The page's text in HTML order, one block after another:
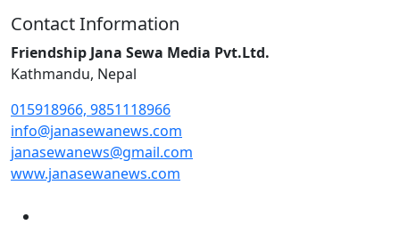
Contact Information
Friendship Jana Sewa Media Pvt.Ltd.
Kathmandu, Nepal
015918966, 9851118966
info@janasewanews.com
janasewanews@gmail.com
www.janasewanews.com